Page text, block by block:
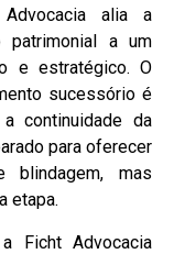
alia a
patrimonial a um
e estratégico. O
sucessório é
continuidade da
para oferecer
blindagem, mas
etapa.
Ficht Advocacia